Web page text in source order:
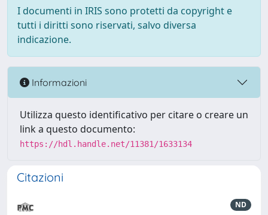
I documenti in IRIS sono protetti da copyright e
tutti i diritti sono riservati, salvo diversa
indicazione.
Informazioni
Utilizza questo identificativo per citare o creare un
link a questo documento:
https://hdl.handle.net/11381/1633134
Citazioni
ND